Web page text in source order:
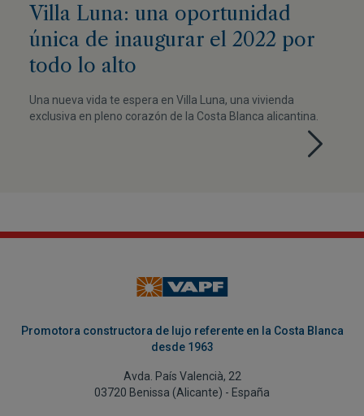
Villa Luna: una oportunidad
única de inaugurar el 2022 por
todo lo alto
Una nueva vida te espera en Villa Luna, una vivienda
exclusiva en pleno corazón de la Costa Blanca alicantina.
Promotora constructora de lujo referente en la Costa Blanca
desde 1963
Avda. País Valencià, 22
03720 Benissa (Alicante) - España